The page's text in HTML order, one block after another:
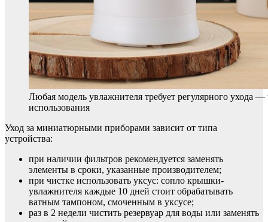
Любая модель увлажнителя требует регулярного ухода —
использования
Уход за миниатюрными приборами зависит от типа
устройства:
при наличии фильтров рекомендуется заменять
элементы в сроки, указанные производителем;
при чистке использовать уксус: сопло крышки-
увлажнителя каждые 10 дней стоит обрабатывать
ватным тампоном, смоченным в уксусе;
раз в 2 недели чистить резервуар для воды или заменять